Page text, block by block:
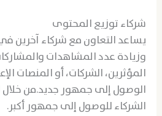
شركاء توزيع المحتوى
يساعد التعاون مع شركاء آخرين
وزيادة عدد المشاهدات
المؤثرين، الشركات، أو المنصات
الوصول إلى جمهور جديد.من خلال
الشركاء للوصول إلى جمهور أكبر.